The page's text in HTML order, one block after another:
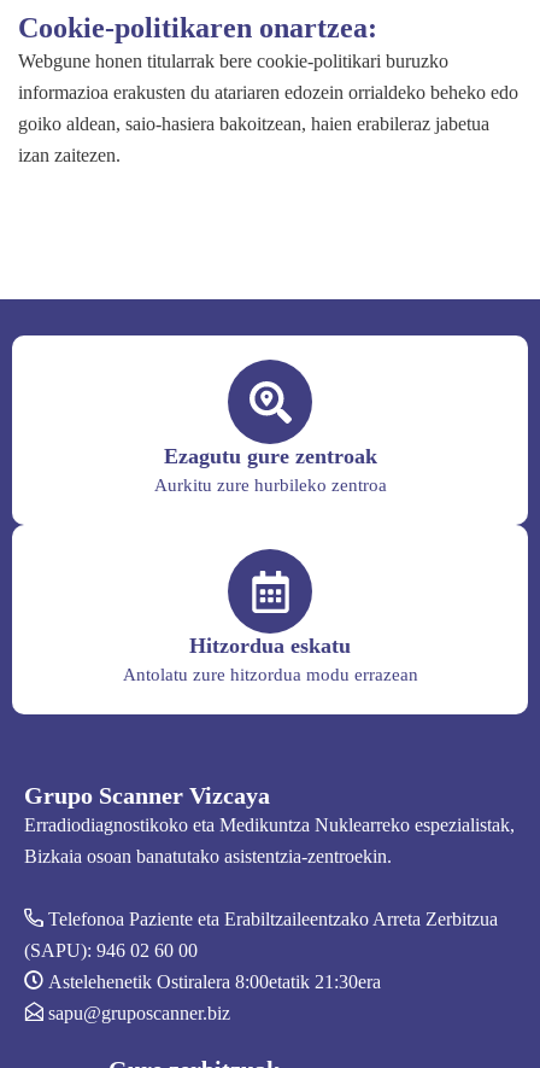
Cookie-politikaren onartzea:
Webgune honen titularrak bere cookie-politikari buruzko
informazioa erakusten du atariaren edozein orrialdeko beheko edo
goiko aldean, saio-hasiera bakoitzean, haien erabileraz jabetua
izan zaitezen.
Ezagutu gure zentroak
Aurkitu zure hurbileko zentroa
Hitzordua eskatu
Antolatu zure hitzordua modu errazean
Grupo Scanner Vizcaya
Erradiodiagnostikoko eta Medikuntza Nuklearreko espezialistak,
Bizkaia osoan banatutako asistentzia-zentroekin.
Telefonoa Paziente eta Erabiltzaileentzako Arreta Zerbitzua
(SAPU): 946 02 60 00
Astelehenetik Ostiralera 8:00etatik 21:30era
sapu@gruposcanner.biz